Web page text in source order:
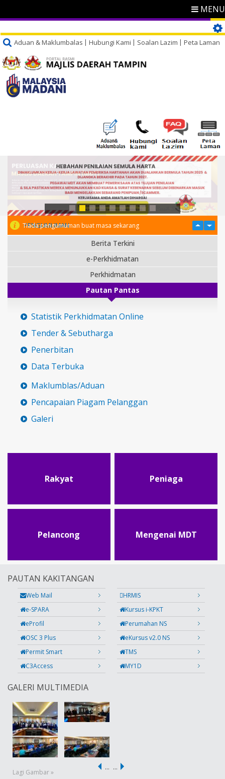
MENU
Aduan & Maklumbalas Hubungi Kami Soalan Lazim Peta Laman
PENGUMUMAN
Tiada pengumuman buat masa sekarang
Berita Terkini
e-Perkhidmatan
Perkhidmatan
Pautan Pantas
Statistik Perkhidmatan Online
Tender & Sebutharga
Penerbitan
Data Terbuka
Maklumblas/Aduan
Pencapaian Piagam Pelanggan
Galeri
Rakyat Peniaga
Pelancong Mengenai MDT
PAUTAN KAKITANGAN
Web Mail
HRMIS
e-SPARA
Kursus i-KPKT
eProfil
Perumahan NS
OSC 3 Plus
eKursus v2.0 NS
Permit Smart
TMS
C3Access
MY1D
GALERI MULTIMEDIA
Lagi Gambar »
… …